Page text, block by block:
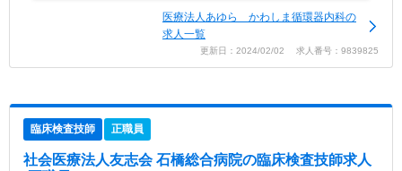
医療法人あゆら かわしま循環器内科の
求人一覧
更新日：2024/02/02 求人番号：9839825
臨床検査技師 正職員
社会医療法人友志会 石橋総合病院の臨床検査技師求人